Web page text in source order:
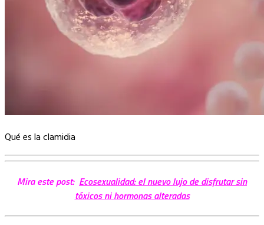
Qué es la clamidia
Mira este post: Ecosexualidad: el nuevo lujo de disfrutar sin
tóxicos ni hormonas alteradas